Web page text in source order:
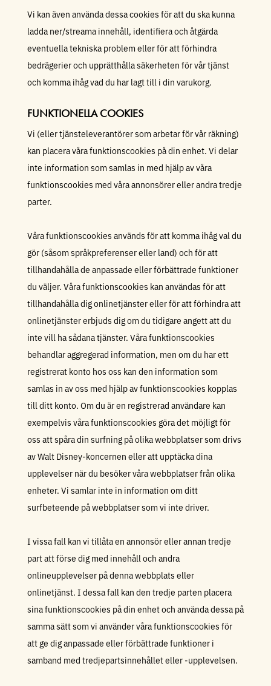
Vi kan även använda dessa cookies för att du ska kunna
ladda ner/streama innehåll, identifiera och åtgärda
eventuella tekniska problem eller för att förhindra
bedrägerier och upprätthålla säkerheten för vår tjänst
och komma ihåg vad du har lagt till i din varukorg.
FUNKTIONELLA COOKIES
Vi (eller tjänsteleverantörer som arbetar för vår räkning)
kan placera våra funktionscookies på din enhet. Vi delar
inte information som samlas in med hjälp av våra
funktionscookies med våra annonsörer eller andra tredje
parter.
Våra funktionscookies används för att komma ihåg val du
gör (såsom språkpreferenser eller land) och för att
tillhandahålla de anpassade eller förbättrade funktioner
du väljer. Våra funktionscookies kan användas för att
tillhandahålla dig onlinetjänster eller för att förhindra att
onlinetjänster erbjuds dig om du tidigare angett att du
inte vill ha sådana tjänster. Våra funktionscookies
behandlar aggregerad information, men om du har ett
registrerat konto hos oss kan den information som
samlas in av oss med hjälp av funktionscookies kopplas
till ditt konto. Om du är en registrerad användare kan
exempelvis våra funktionscookies göra det möjligt för
oss att spåra din surfning på olika webbplatser som drivs
av Walt Disney-koncernen eller att upptäcka dina
upplevelser när du besöker våra webbplatser från olika
enheter. Vi samlar inte in information om ditt
surfbeteende på webbplatser som vi inte driver.
I vissa fall kan vi tillåta en annonsör eller annan tredje
part att förse dig med innehåll och andra
onlineupplevelser på denna webbplats eller
onlinetjänst. I dessa fall kan den tredje parten placera
sina funktionscookies på din enhet och använda dessa på
samma sätt som vi använder våra funktionscookies för
att ge dig anpassade eller förbättrade funktioner i
samband med tredjepartsinnehållet eller -upplevelsen.